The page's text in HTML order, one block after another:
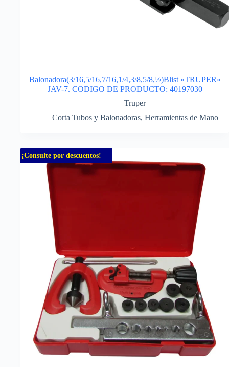
Balonadora(3/16,5/16,7/16,1/4,3/8,5/8,½)Blist «TRUPER»
JAV-7. CODIGO DE PRODUCTO: 40197030
Truper
Corta Tubos y Balonadoras, Herramientas de Mano
¡Consulte por descuentos!